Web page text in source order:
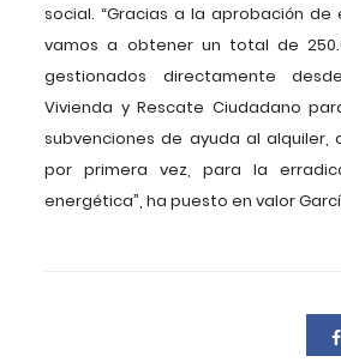
social. “Gracias a la aprobación
vamos a obtener un total de
gestionados directamente
Vivienda y Rescate Ciudadano
subvenciones de ayuda al alquiler,
por primera vez, para la
energética”, ha puesto en valor